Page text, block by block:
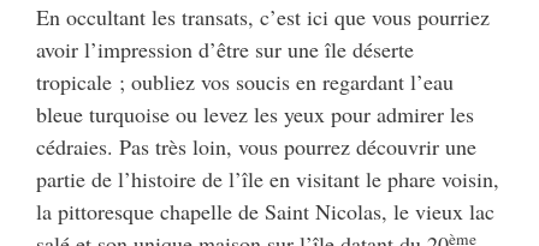
En occultant les transats, c’est ici que vous pourriez
avoir l’impression d’être sur une île déserte
tropicale ; oubliez vos soucis en regardant l’eau
bleue turquoise ou levez les yeux pour admirer les
cédraies. Pas très loin, vous pourrez découvrir une
partie de l’histoire de l’île en visitant le phare voisin,
la pittoresque chapelle de Saint Nicolas, le vieux lac
ème